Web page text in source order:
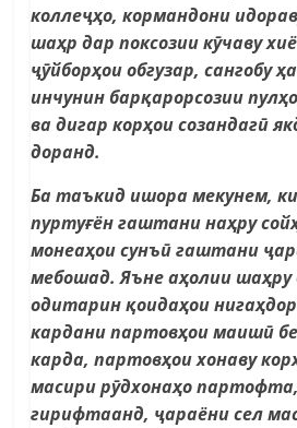
коллеҷҳо, кормандони
шаҳр дар поксозии кӯчаву
ҷӯйборҳои обгузар, сангобу
инчунин барқарорсозии
ва дигар корҳои созандагӣ
доранд.
Ба таъкид ишора мекунем, ки
пуртуғён гаштани наҳру
монеаҳои сунъӣ гаштани
мебошад. Яъне аҳолии шаҳру
одитарин қоидаҳои
кардани партовҳои маишӣ
карда, партовҳои хонаву
масири рӯдхонаҳо
гирифтаанд, ҷараёни сел